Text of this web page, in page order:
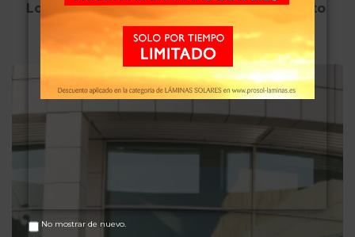
No mostrar de nuevo.
Los clientes que adquirieron este producto
también compraron: